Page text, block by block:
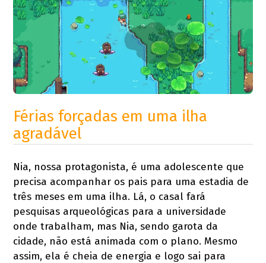
Férias forçadas em uma ilha
agradável
Nia, nossa protagonista, é uma adolescente que
precisa acompanhar os pais para uma estadia de
três meses em uma ilha. Lá, o casal fará
pesquisas arqueológicas para a universidade
onde trabalham, mas Nia, sendo garota da
cidade, não está animada com o plano. Mesmo
assim, ela é cheia de energia e logo sai para